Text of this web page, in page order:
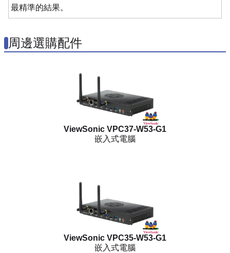
最精準的結果。
周邊選購配件
ViewSonic VPC37-W53-G1
嵌入式電腦
ViewSonic VPC35-W53-G1
嵌入式電腦